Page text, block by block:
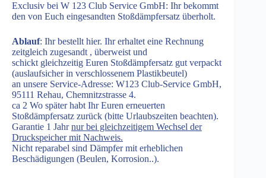
Exclusiv bei W 123 Club Service GmbH: Ihr bekommt
den von Euch eingesandten Stoßdämpfersatz überholt.
Ablauf: Ihr bestellt hier. Ihr erhaltet eine Rechnung
zeitgleich zugesandt , überweist und
schickt gleichzeitig Euren Stoßdämpfersatz gut verpackt
(auslaufsicher in verschlossenem Plastikbeutel)
an unsere Service-Adresse: W123 Club-Service GmbH,
95111 Rehau, Chemnitzstrasse 4.
ca 2 Wo später habt Ihr Euren erneuerten
Stoßdämpfersatz zurück (bitte Urlaubszeiten beachten).
Garantie 1 Jahrnur bei gleichzeitigem Wechsel der
Druckspeicher mit Nachweis.
Nicht reparabel sind Dämpfer mit erheblichen
Beschädigungen (Beulen, Korrosion..).